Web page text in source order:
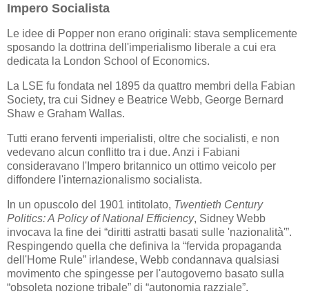
Impero Socialista
Le idee di Popper non erano originali: stava semplicemente
sposando la dottrina dell'imperialismo liberale a cui era
dedicata la London School of Economics.
La LSE fu fondata nel 1895 da quattro membri della Fabian
Society, tra cui Sidney e Beatrice Webb, George Bernard
Shaw e Graham Wallas.
Tutti erano ferventi imperialisti, oltre che socialisti, e non
vedevano alcun conflitto tra i due. Anzi i Fabiani
consideravano l'Impero britannico un ottimo veicolo per
diffondere l'internazionalismo socialista.
In un opuscolo del 1901 intitolato, Twentieth Century
Politics: A Policy of National Efficiency, Sidney Webb
invocava la fine dei “diritti astratti basati sulle 'nazionalità'”.
Respingendo quella che definiva la “fervida propaganda
dell'Home Rule” irlandese, Webb condannava qualsiasi
movimento che spingesse per l'autogoverno basato sulla
“obsoleta nozione tribale” di “autonomia razziale”.